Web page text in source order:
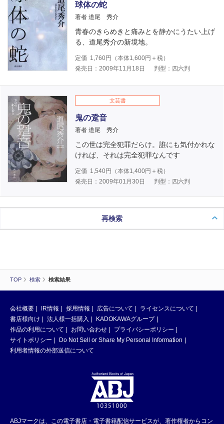
TOP 検索 検索結果
球体の蛇
著者 道尾 秀介
青春のきらめきと痛みとを静かにうたい上げ
る、道尾秀介の新境地。
定価 1,760円（本体1,600円＋税）
発売日：2009年11月18日
判型：四六判
文芸書
鬼の跫音
著者 道尾 秀介
この世は完全犯罪だらけ。誰にも気付かれな
ければ、それは完全犯罪なんです
定価 1,540円（本体1,400円＋税）
発売日：2009年01月30日
判型：四六判
再検索
会社概要 IR情報 採用情報 広告について
ライセンスについて
書店様向け
法人様一括購入
KADOKAWAグループ
作品の利用について
お問い合わせ
プライバシーポリシー
サイトポリシー
Do Not Sell or Share My Personal Information
利用者情報の外部送信について
ABJマークは、この電子書店・電子書籍配信サービスが、著作権者からコン